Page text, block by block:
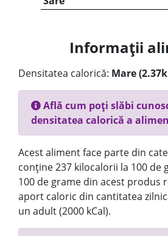
Informații
Densitatea calorică: Mare
Află cum poți slăbi
densitatea calorică a
Acest aliment face parte din
conține 237 kilocalorii la 100 de
100 de grame din acest produs
aport caloric din cantitatea
un adult (2000 kCal).